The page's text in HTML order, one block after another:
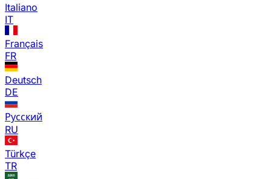
Italiano
IT
Français
FR
Deutsch
DE
Русский
RU
Türkçe
TR